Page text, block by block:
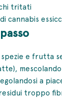
tritati
cannabis
e frutta
a
troppo